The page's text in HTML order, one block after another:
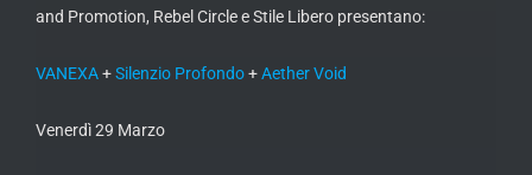
and Promotion, Rebel Circle e Stile Libero presentano:
VANEXA+Silenzio Profondo+Aether Void
Venerdì 29 Marzo